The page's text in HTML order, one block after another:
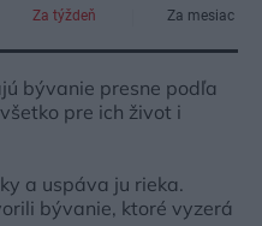
Za týždeň Za mesiac
bývanie presne podľa
pre ich život i
a uspáva ju rieka.
bývanie, ktoré vyzerá